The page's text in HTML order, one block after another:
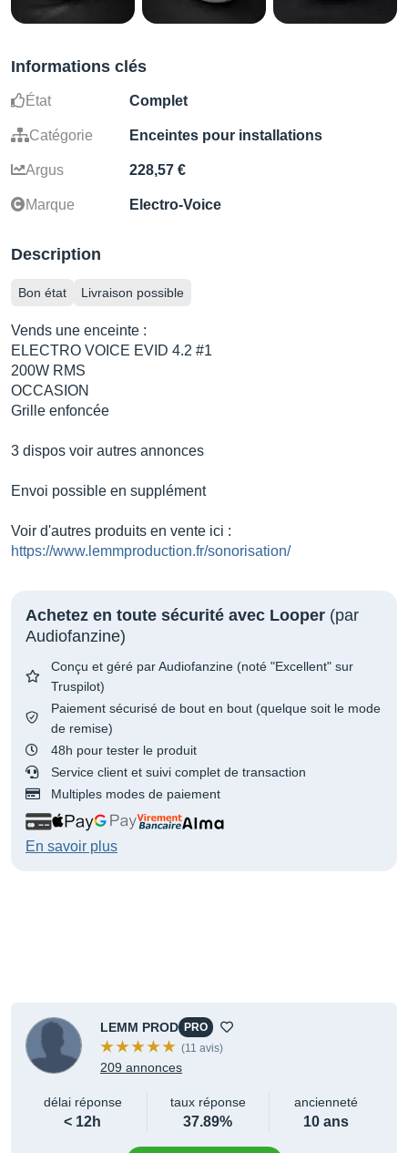
Informations clés
État Complet
Catégorie Enceintes pour installations
Argus 228,57 €
Marque Electro-Voice
Description
Bon état Livraison possible
Vends une enceinte :
ELECTRO VOICE EVID 4.2 #1
200W RMS
OCCASION
Grille enfoncée
3 dispos voir autres annonces
Envoi possible en supplément
Voir d'autres produits en vente ici :
https://www.lemmproduction.fr/sonorisation/
Achetez en toute sécurité avec Looper (par
Audiofanzine)
Conçu et géré par Audiofanzine (noté "Excellent" sur
Truspilot)
Paiement sécurisé de bout en bout (quelque soit le mode
de remise)
48h pour tester le produit
Service client et suivi complet de transaction
Multiples modes de paiement
En savoir plus
LEMM PROD PRO
(11 avis)
209 annonces
délai réponse
< 12h
taux réponse
37.89%
ancienneté
10 ans